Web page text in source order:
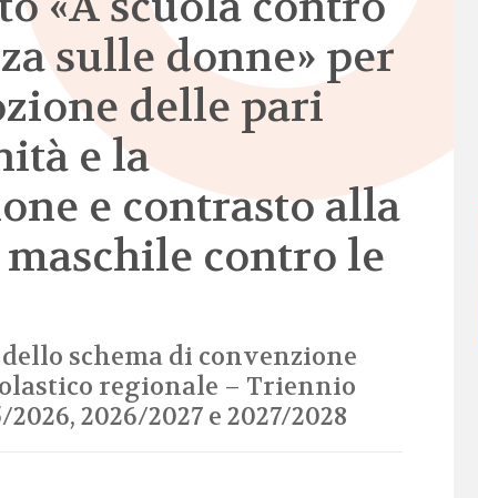
sulle donne» per
delle pari
e la
e contrasto alla
contro le
schema di convenzione
regionale – Triennio
2026/2027 e 2027/2028